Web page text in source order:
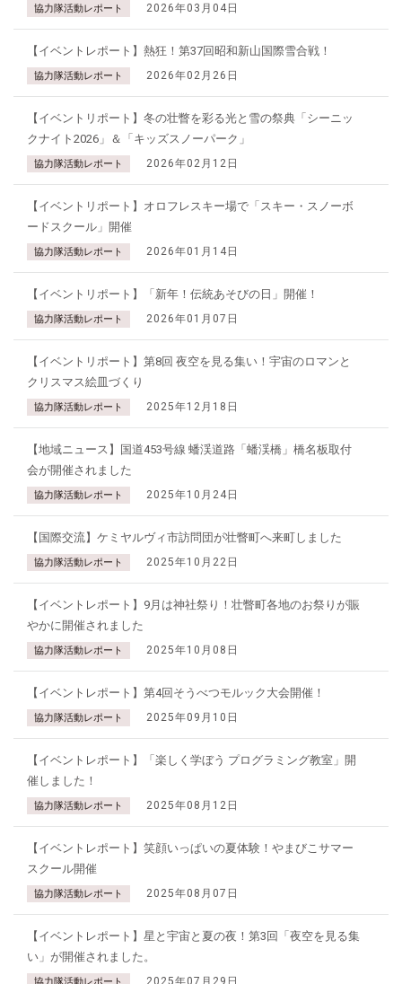
協力隊活動レポート 2026年03月04日
【イベントレポート】熱狂！第37回昭和新山国際雪合戦！
協力隊活動レポート 2026年02月26日
【イベントリポート】冬の壮瞥を彩る光と雪の祭典「シーニッ
クナイト2026」＆「キッズスノーパーク」
協力隊活動レポート 2026年02月12日
【イベントリポート】オロフレスキー場で「スキー・スノーボ
ードスクール」開催
協力隊活動レポート 2026年01月14日
【イベントリポート】「新年！伝統あそびの日」開催！
協力隊活動レポート 2026年01月07日
【イベントリポート】第8回 夜空を見る集い！宇宙のロマンと
クリスマス絵皿づくり
協力隊活動レポート 2025年12月18日
【地域ニュース】国道453号線 蟠渓道路「蟠渓橋」橋名板取付
会が開催されました
協力隊活動レポート 2025年10月24日
【国際交流】ケミヤルヴィ市訪問団が壮瞥町へ来町しました
協力隊活動レポート 2025年10月22日
【イベントレポート】9月は神社祭り！壮瞥町各地のお祭りが賑
やかに開催されました
協力隊活動レポート 2025年10月08日
【イベントレポート】第4回そうべつモルック大会開催！
協力隊活動レポート 2025年09月10日
【イベントレポート】「楽しく学ぼう プログラミング教室」開
催しました！
協力隊活動レポート 2025年08月12日
【イベントレポート】笑顔いっぱいの夏体験！やまびこサマー
スクール開催
協力隊活動レポート 2025年08月07日
【イベントレポート】星と宇宙と夏の夜！第3回「夜空を見る集
い」が開催されました。
協力隊活動レポート 2025年07月29日